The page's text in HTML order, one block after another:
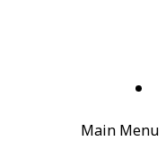
Main Menu